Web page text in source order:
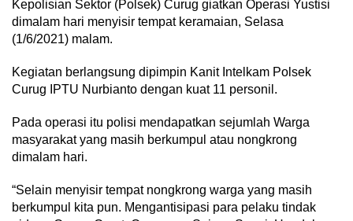
Kepolisian Sektor (Polsek) Curug giatkan Operasi Yustisi
dimalam hari menyisir tempat keramaian, Selasa
(1/6/2021) malam.
Kegiatan berlangsung dipimpin Kanit Intelkam Polsek
Curug IPTU Nurbianto dengan kuat 11 personil.
Pada operasi itu polisi mendapatkan sejumlah Warga
masyarakat yang masih berkumpul atau nongkrong
dimalam hari.
“Selain menyisir tempat nongkrong warga yang masih
berkumpul kita pun. Mengantisipasi para pelaku tindak